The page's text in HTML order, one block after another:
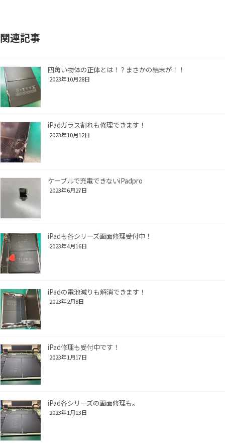
関連記事
四角い物体の正体とは！？まさかの結末が！！
2023年10月28日
iPadガラス割れも修理できます！
2023年10月12日
ケーブルで充電できないiPadpro
2023年6月27日
iPadも各シリーズ画面修理受付中！
2023年4月16日
iPadの電池減りも解消できます！
2023年2月8日
iPad修理も受付中です！
2023年1月17日
iPad各シリーズの画面修理も。
2023年1月13日